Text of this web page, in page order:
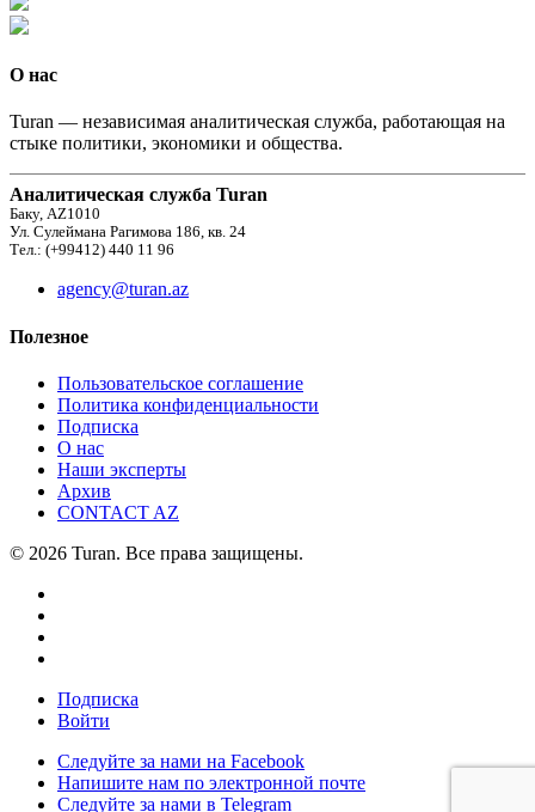
О нас
Turan — независимая аналитическая служба, работающая на
стыке политики, экономики и общества.
Аналитическая служба Turan
Баку, AZ1010
Ул. Сулеймана Рагимова 186, кв. 24
Тел.: (+99412) 440 11 96
agency@turan.az
Полезное
Пользовательское соглашение
Политика конфиденциальности
Подписка
О нас
Наши эксперты
Архив
CONTACT AZ
© 2026 Turan. Все права защищены.
Подписка
Войти
Следуйте за нами на Facebook
Напишите нам по электронной почте
Следуйте за нами в Telegram